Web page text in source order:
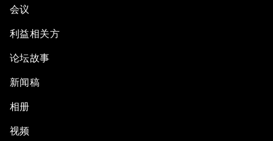
会议
利益相关方
论坛故事
新闻稿
相册
视频